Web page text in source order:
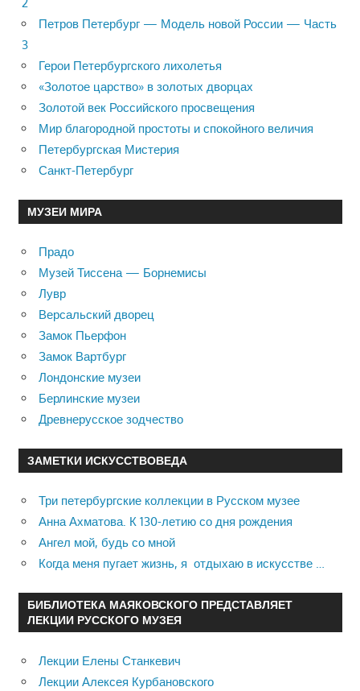
Петров Петербург — Модель новой России — Часть
3
Герои Петербургского лихолетья
«Золотое царство» в золотых дворцах
Золотой век Российского просвещения
Мир благородной простоты и спокойного величия
Петербургская Мистерия
Санкт-Петербург
МУЗЕИ МИРА
Прадо
Музей Тиссена — Борнемисы
Лувр
Версальский дворец
Замок Пьерфон
Замок Вартбург
Лондонские музеи
Берлинские музеи
Древнерусское зодчество
ЗАМЕТКИ ИСКУССТВОВЕДА
Три петербургские коллекции в Русском музее
Анна Ахматова. К 130-летию со дня рождения
Ангел мой, будь со мной
Когда меня пугает жизнь, я отдыхаю в искусстве …
БИБЛИОТЕКА МАЯКОВСКОГО ПРЕДСТАВЛЯЕТ
ЛЕКЦИИ РУССКОГО МУЗЕЯ
Лекции Елены Станкевич
Лекции Алексея Курбановского